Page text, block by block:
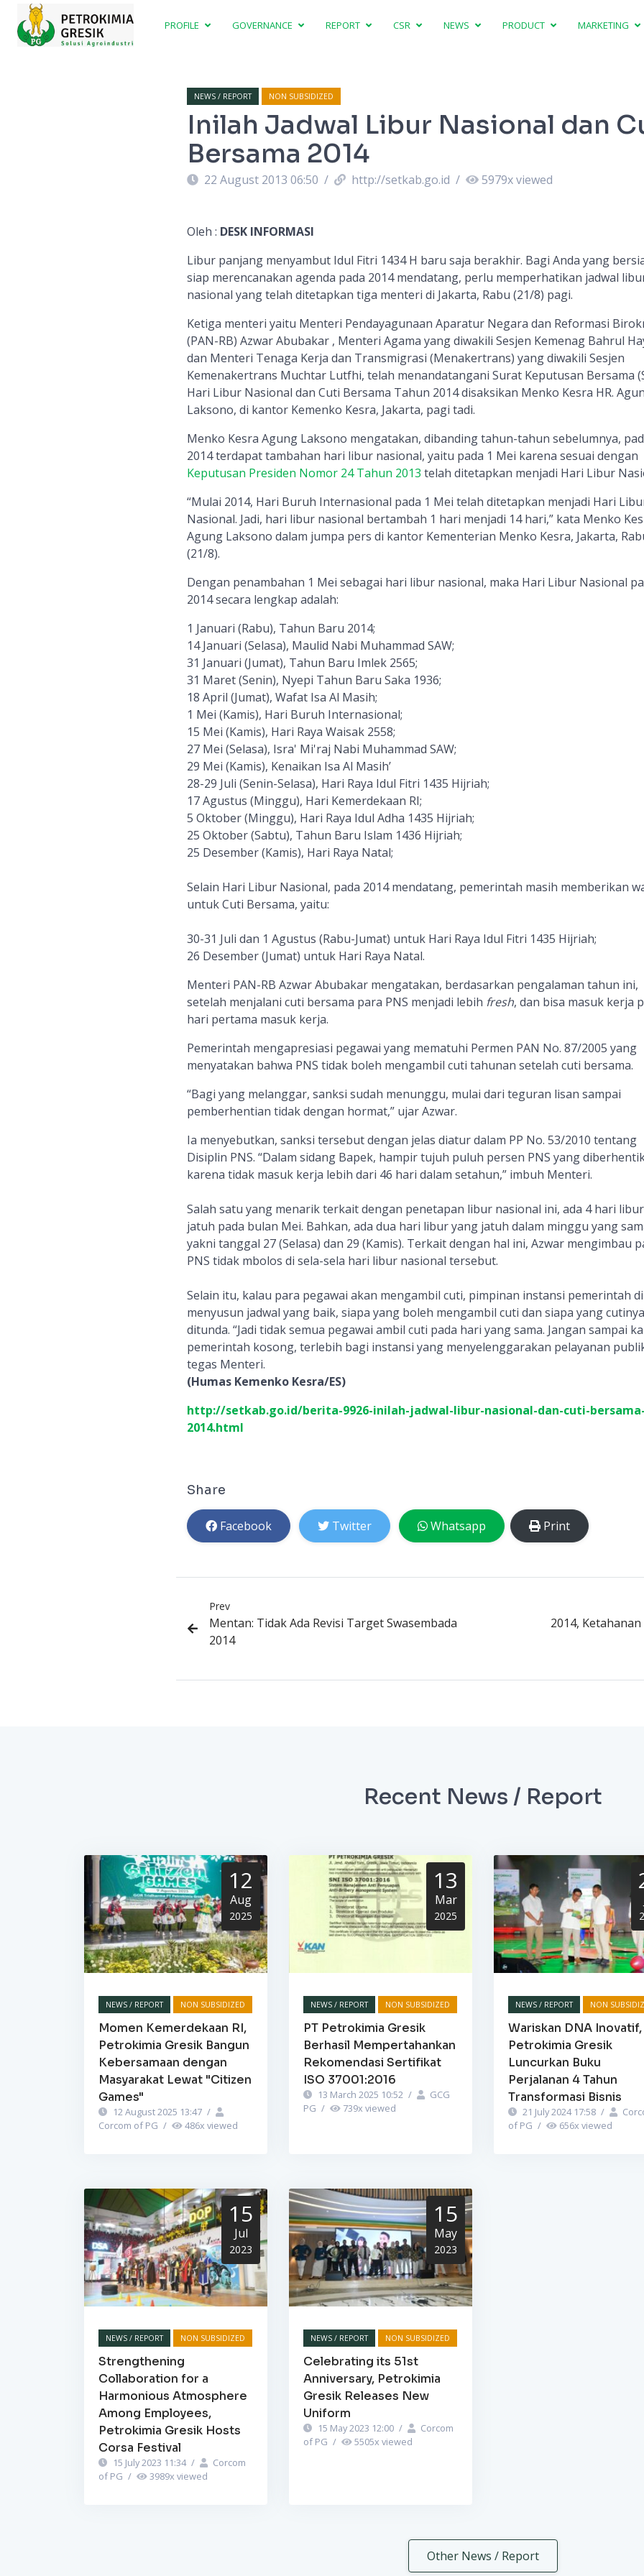
PROFILE GOVERNANCE REPORT CSR NEWS PRODUCT MARKETING
NEWS / REPORT NON SUBSIDIZED
Inilah Jadwal Libur Nasional dan
Bersama 2014
22 August 2013 06:50 / http://setkab.go.id / 5979x viewed
Oleh : DESK INFORMASI
Libur panjang menyambut Idul Fitri 1434 H baru saja berakhir. Bagi Anda yang
siap merencanakan agenda pada 2014 mendatang, perlu memperhatikan jadwal
nasional yang telah ditetapkan tiga menteri di Jakarta, Rabu (21/8) pagi.
Ketiga menteri yaitu Menteri Pendayagunaan Aparatur Negara dan Reformasi
(PAN-RB) Azwar Abubakar , Menteri Agama yang diwakili Sesjen Kemenag Bahrul
dan Menteri Tenaga Kerja dan Transmigrasi (Menakertrans) yang diwakili Sesjen
Kemenakertrans Muchtar Lutfhi, telah menandatangani Surat Keputusan Bersama
Hari Libur Nasional dan Cuti Bersama Tahun 2014 disaksikan Menko Kesra HR.
Laksono, di kantor Kemenko Kesra, Jakarta, pagi tadi.
Menko Kesra Agung Laksono mengatakan, dibanding tahun-tahun sebelumnya,
2014 terdapat tambahan hari libur nasional, yaitu pada 1 Mei karena sesuai dengan
Keputusan Presiden Nomor 24 Tahun 2013 telah ditetapkan menjadi Hari Libur
“Mulai 2014, Hari Buruh Internasional pada 1 Mei telah ditetapkan menjadi Hari
Nasional. Jadi, hari libur nasional bertambah 1 hari menjadi 14 hari,” kata Menko
Agung Laksono dalam jumpa pers di kantor Kementerian Menko Kesra, Jakarta,
(21/8).
Dengan penambahan 1 Mei sebagai hari libur nasional, maka Hari Libur Nasional
2014 secara lengkap adalah:
1 Januari (Rabu), Tahun Baru 2014;
14 Januari (Selasa), Maulid Nabi Muhammad SAW;
31 Januari (Jumat), Tahun Baru Imlek 2565;
31 Maret (Senin), Nyepi Tahun Baru Saka 1936;
18 April (Jumat), Wafat Isa Al Masih;
1 Mei (Kamis), Hari Buruh Internasional;
15 Mei (Kamis), Hari Raya Waisak 2558;
27 Mei (Selasa), Isra' Mi'raj Nabi Muhammad SAW;
29 Mei (Kamis), Kenaikan Isa Al Masih’
28-29 Juli (Senin-Selasa), Hari Raya Idul Fitri 1435 Hijriah;
17 Agustus (Minggu), Hari Kemerdekaan RI;
5 Oktober (Minggu), Hari Raya Idul Adha 1435 Hijriah;
25 Oktober (Sabtu), Tahun Baru Islam 1436 Hijriah;
25 Desember (Kamis), Hari Raya Natal;
Selain Hari Libur Nasional, pada 2014 mendatang, pemerintah masih memberikan
untuk Cuti Bersama, yaitu:
30-31 Juli dan 1 Agustus (Rabu-Jumat) untuk Hari Raya Idul Fitri 1435 Hijriah;
26 Desember (Jumat) untuk Hari Raya Natal.
Menteri PAN-RB Azwar Abubakar mengatakan, berdasarkan pengalaman tahun ini,
setelah menjalani cuti bersama para PNS menjadi lebih fresh, dan bisa masuk kerja
hari pertama masuk kerja.
Pemerintah mengapresiasi pegawai yang mematuhi Permen PAN No. 87/2005 yang
menyatakan bahwa PNS tidak boleh mengambil cuti tahunan setelah cuti bersama.
“Bagi yang melanggar, sanksi sudah menunggu, mulai dari teguran lisan sampai
pemberhentian tidak dengan hormat,” ujar Azwar.
Ia menyebutkan, sanksi tersebut dengan jelas diatur dalam PP No. 53/2010 tentang
Disiplin PNS. “Dalam sidang Bapek, hampir tujuh puluh persen PNS yang
karena tidak masuk kerja lebih dari 46 hari dalam setahun,” imbuh Menteri.
Salah satu yang menarik terkait dengan penetapan libur nasional ini, ada 4 hari
jatuh pada bulan Mei. Bahkan, ada dua hari libur yang jatuh dalam minggu yang
yakni tanggal 27 (Selasa) dan 29 (Kamis). Terkait dengan hal ini, Azwar mengimbau
PNS tidak mbolos di sela-sela hari libur nasional tersebut.
Selain itu, kalau para pegawai akan mengambil cuti, pimpinan instansi pemerintah
menyusun jadwal yang baik, siapa yang boleh mengambil cuti dan siapa yang cutinya
ditunda. “Jadi tidak semua pegawai ambil cuti pada hari yang sama. Jangan sampai
pemerintah kosong, terlebih bagi instansi yang menyelenggarakan pelayanan
tegas Menteri.
(Humas Kemenko Kesra/ES)
http://setkab.go.id/berita-9926-inilah-jadwal-libur-nasional-dan-cuti-
2014.html
Share
Facebook Twitter Whatsapp Print
Prev
Mentan: Tidak Ada Revisi Target Swasembada
2014
2014,
Recent News / Report
12
Aug
2025
NEWS / REPORT NON SUBSIDIZED
Momen Kemerdekaan RI,
Petrokimia Gresik Bangun
Kebersamaan dengan
Masyarakat Lewat "Citizen
Games"
12 August 2025 13:47 /
Corcom of PG / 486x viewed
13
Mar
2025
NEWS / REPORT NON SUBSIDIZED
PT Petrokimia Gresik
Berhasil Mempertahankan
Rekomendasi Sertifikat
ISO 37001:2016
13 March 2025 10:52 /
GCG
PG / 739x viewed
NEWS / REPORT NON
Wariskan DNA Inovatif,
Petrokimia Gresik
Luncurkan Buku
Perjalanan 4 Tahun
Transformasi Bisnis
21 July 2024 17:58 /
of PG / 656x viewed
15
Jul
2023
NEWS / REPORT NON SUBSIDIZED
Strengthening
Collaboration for a
Harmonious Atmosphere
Among Employees,
Petrokimia Gresik Hosts
Corsa Festival
15 July 2023 11:34 /
Corcom
of PG / 3989x viewed
15
May
2023
NEWS / REPORT NON SUBSIDIZED
Celebrating its 51st
Anniversary, Petrokimia
Gresik Releases New
Uniform
15 May 2023 12:00 /
Corcom
of PG / 5505x viewed
Other News / Report